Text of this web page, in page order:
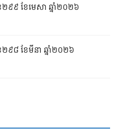
២៩៩ ខែមេសា ឆ្នាំ២០២៦
២៩៨ ខែមីនា ឆ្នាំ២០២៦